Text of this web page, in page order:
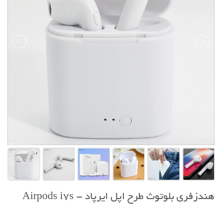
هندزفری بلوتوث طرح اپل ایرپاد - Airpods i7s